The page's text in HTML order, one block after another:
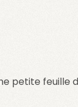
petite feuille